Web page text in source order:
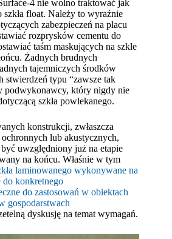
4 nie wolno traktować jak
szkła float. Należy to wyraźnie
zabezpieczeń na placu
rozprysków cementu do
taśm maskujących na szkle
Żadnych brudnych
tajemniczych środków
stwierdzeń typu “zawsze tak
podwykonawcy, który nigdy nie
szkła powlekanego.
konstrukcji, zwłaszcza
lub akustycznych,
uwzględniony już na etapie
na końcu. Właśnie w tym
laminowanego wykonywane na
do konkretnego
do zastosowań w obiektach
gospodarstwach
dyskusję na temat wymagań.